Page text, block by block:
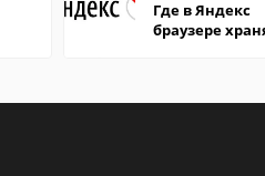
Где в Яндекс
браузере